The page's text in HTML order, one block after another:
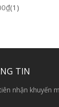
₫(1)
TIN
nhận khuyến